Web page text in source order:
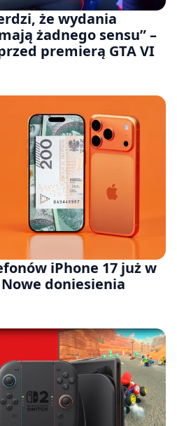
że wydania
żadnego sensu” –
premierą GTA VI
iPhone 17 już w
doniesienia